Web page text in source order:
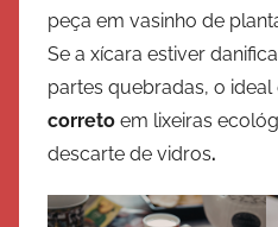
peça em vasinho de
Se a xícara estiver
partes quebradas, o ideal
correto em lixeiras
descarte de vidros.